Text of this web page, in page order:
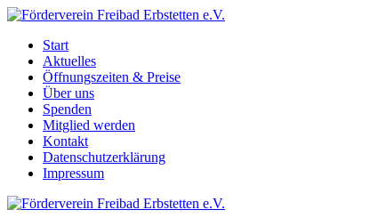
Zum
springenStart
Aktuelles
Öffnungszeiten & Preise
Über uns
Spenden
Mitglied werden
Kontakt
Datenschutzerklärung
Impressum